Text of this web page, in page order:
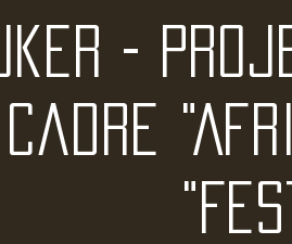
-
cadre